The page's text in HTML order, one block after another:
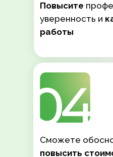
Повысите
уверенность и
работы
Сможете
повысить